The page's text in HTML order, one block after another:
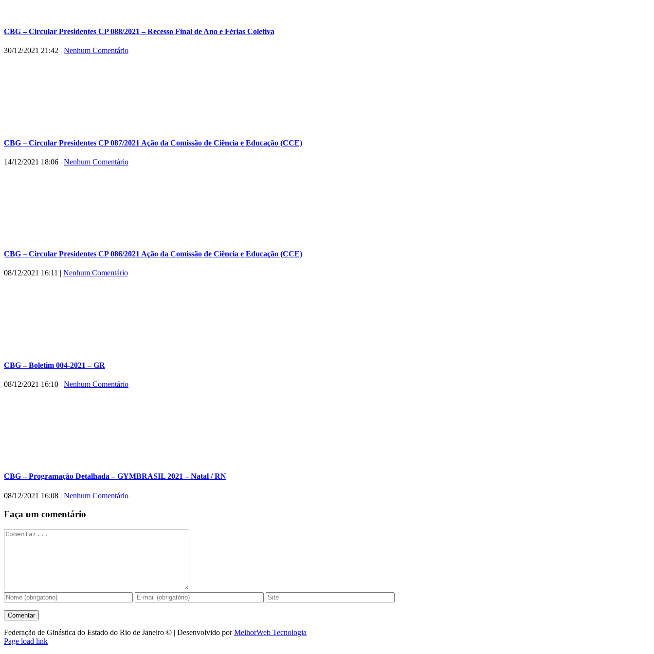
CBG – Circular Presidentes CP 088/2021 – Recesso Final de Ano e Férias Coletiva
30/12/2021 21:42 | Nenhum Comentário
CBG – Circular Presidentes CP 087/2021 Ação da Comissão de Ciência e Educação (CCE)
14/12/2021 18:06 | Nenhum Comentário
CBG – Circular Presidentes CP 086/2021 Ação da Comissão de Ciência e Educação (CCE)
08/12/2021 16:11 Nenhum Comentário
CBG – Boletim 004-2021 – GR
08/12/2021 16:10 | Nenhum Comentário
CBG – Programação Detalhada – GYMBRASIL 2021 – Natal / RN
08/12/2021 16:08 | Nenhum Comentário
Faça um comentário
Comentar
Federação de Ginástica do Estado do Rio de Janeiro © | Desenvolvido porMelhorWeb Tecnologia
Facebook
Instagram
YouTube
Facebook
Page load link